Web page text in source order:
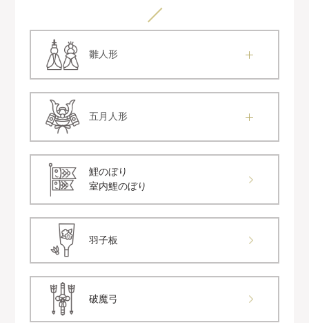
雛人形
五月人形
鯉のぼり
室内鯉のぼり
羽子板
破魔弓